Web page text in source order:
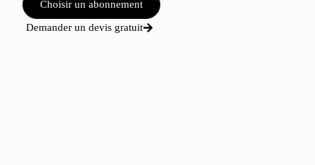
Choisir un abonnement
Demander un devis gratuit